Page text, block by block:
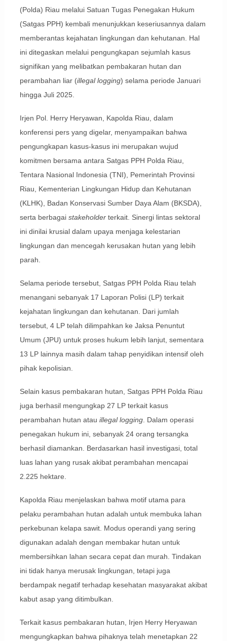
(Polda) Riau melalui Satuan Tugas Penegakan Hukum
(Satgas PPH) kembali menunjukkan keseriusannya dalam
memberantas kejahatan lingkungan dan kehutanan. Hal
ini ditegaskan melalui pengungkapan sejumlah kasus
signifikan yang melibatkan pembakaran hutan dan
perambahan liar (illegal logging) selama periode Januari
hingga Juli 2025.
Irjen Pol. Herry Heryawan, Kapolda Riau, dalam
konferensi pers yang digelar, menyampaikan bahwa
pengungkapan kasus-kasus ini merupakan wujud
komitmen bersama antara Satgas PPH Polda Riau,
Tentara Nasional Indonesia (TNI), Pemerintah Provinsi
Riau, Kementerian Lingkungan Hidup dan Kehutanan
(KLHK), Badan Konservasi Sumber Daya Alam (BKSDA),
serta berbagai stakeholderterkait. Sinergi lintas sektoral
ini dinilai krusial dalam upaya menjaga kelestarian
lingkungan dan mencegah kerusakan hutan yang lebih
parah.
Selama periode tersebut, Satgas PPH Polda Riau telah
menangani sebanyak 17 Laporan Polisi (LP) terkait
kejahatan lingkungan dan kehutanan. Dari jumlah
tersebut, 4 LP telah dilimpahkan ke Jaksa Penuntut
Umum (JPU) untuk proses hukum lebih lanjut, sementara
13 LP lainnya masih dalam tahap penyidikan intensif oleh
pihak kepolisian.
Selain kasus pembakaran hutan, Satgas PPH Polda Riau
juga berhasil mengungkap 27 LP terkait kasus
perambahan hutan atau illegal logging. Dalam operasi
penegakan hukum ini, sebanyak 24 orang tersangka
berhasil diamankan. Berdasarkan hasil investigasi, total
luas lahan yang rusak akibat perambahan mencapai
2.225 hektare.
Kapolda Riau menjelaskan bahwa motif utama para
pelaku perambahan hutan adalah untuk membuka lahan
perkebunan kelapa sawit. Modus operandi yang sering
digunakan adalah dengan membakar hutan untuk
membersihkan lahan secara cepat dan murah. Tindakan
ini tidak hanya merusak lingkungan, tetapi juga
berdampak negatif terhadap kesehatan masyarakat akibat
kabut asap yang ditimbulkan.
Terkait kasus pembakaran hutan, Irjen Herry Heryawan
mengungkapkan bahwa pihaknya telah menetapkan 22